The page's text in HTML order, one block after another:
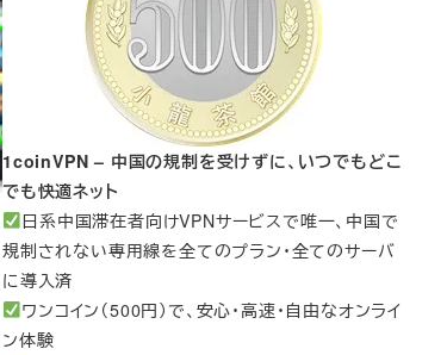
1coinVPN – 中国の規制を受けずに、いつでもどこ
でも快適ネット
日系中国滞在者向けVPNサービスで唯一、中国で
規制されない専用線を全てのプラン・全てのサーバ
に導入済
ワンコイン（500円）で、安心・高速・自由なオンライ
ン体験